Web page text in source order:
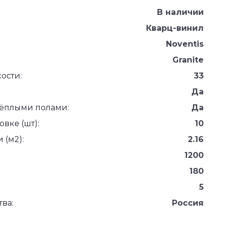
В наличии
Кварц-винил
Noventis
Granite
33
Да
полами:
Да
(шт):
10
(м2):
2.16
1200
180
5
Россия